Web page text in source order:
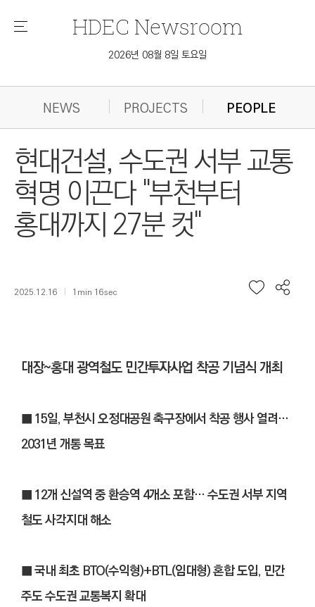
메
HDEC Newsroom
2026년 08월 8일 토요일
NEWS PROJECTS PEOPLE
현대건설, 수도권 서부 교통
혁명 이끈다 "부천부터
홍대까지 27분 컷"
2025.12.16 1min 16sec
대장~홍대 광역철도 민간투자사업 착공 기념식 개최
■ 15일, 부천시 오정대공원 축구장에서 착공 행사 열려…
2031년 개통 목표
■ 12개 신설역 중 환승역 4개소 포함… 수도권 서부 지역
철도 사각지대 해소
■ 국내 최초 BTO(수익형)+BTL(임대형) 혼합 도입, 민간
주도 수도권 교통복지 확대